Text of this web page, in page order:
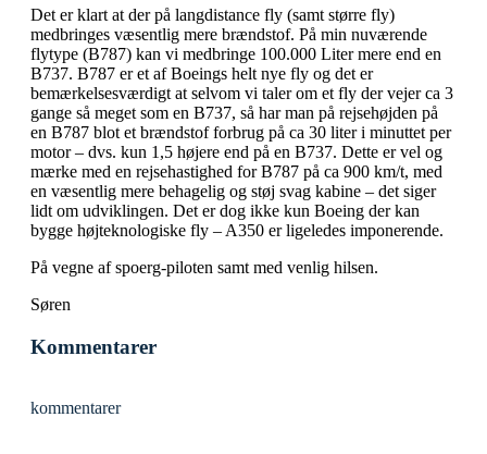
Det er klart at der på langdistance fly (samt større fly)
medbringes væsentlig mere brændstof. På min nuværende
flytype (B787) kan vi medbringe 100.000 Liter mere end en
B737. B787 er et af Boeings helt nye fly og det er
bemærkelsesværdigt at selvom vi taler om et fly der vejer ca 3
gange så meget som en B737, så har man på rejsehøjden på
en B787 blot et brændstof forbrug på ca 30 liter i minuttet per
motor – dvs. kun 1,5 højere end på en B737. Dette er vel og
mærke med en rejsehastighed for B787 på ca 900 km/t, med
en væsentlig mere behagelig og støj svag kabine – det siger
lidt om udviklingen. Det er dog ikke kun Boeing der kan
bygge højteknologiske fly – A350 er ligeledes imponerende.
På vegne af spoerg-piloten samt med venlig hilsen.
Søren
Kommentarer
kommentarer